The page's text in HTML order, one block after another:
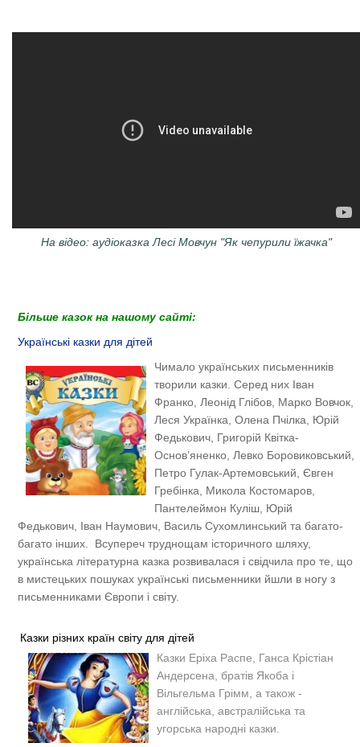
На відео: аудіоказка Лесі Мовчун "Як чепурили їжачка"
Більше казок на нашому сайті:
Українські казки для дітей
Чимало українських письменників
творили казки. Серед них Іван
Франко, Леонід Глібов, Марко Вовчок,
Леся Українка, Олена Пчілка, Юрій
Федькович, Григорій Квітка-
Основ’яненко, Левко Боровиковський,
Петро Гулак-Артемовський, Євген
Гребінка, Микола Костомаров,
Пантелеймон Куліш, Юрій
Федькович, Іван Наумович, Василь Сухомлинський та багато-
багато інших. Всупереч труднощам історичного шляху,
українська літературна казка розвивалася і свідчила про те, що
в мистецьких пошуках українські письменники йшли в ногу з
письменниками Європи і світу.
Казки різних країн світу для дітей
Казки Еріха Распе, Ганса Крістіан
Андерсена, братів Якоба і
Вільгельма Грімм, а також -
англійська, австралійська та
угорська народні казки.